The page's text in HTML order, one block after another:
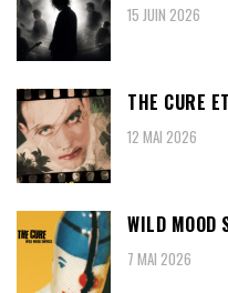
15 JUIN 2026
THE CURE
12 MAI 2026
WILD MOOD
7 MAI 2026